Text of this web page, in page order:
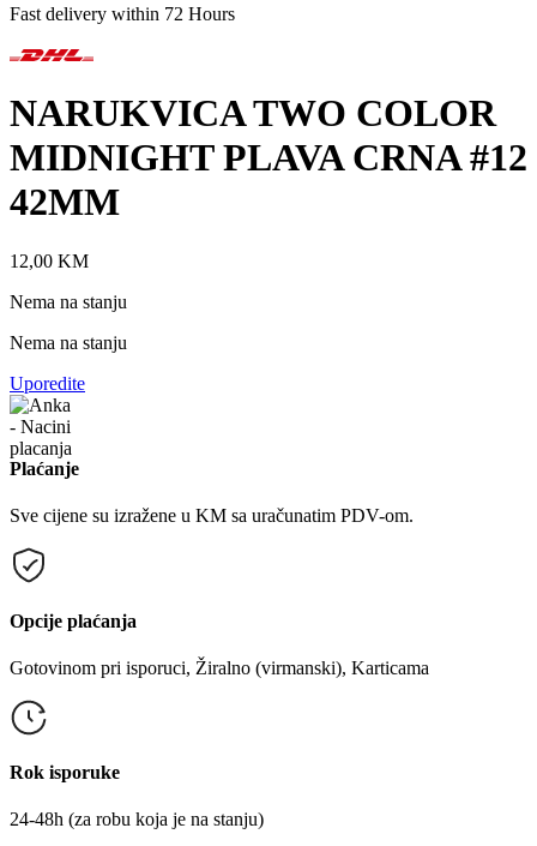
Fast delivery within 72 Hours
NARUKVICA TWO COLOR
MIDNIGHT PLAVA CRNA #12
42MM
12,00 KM
Nema na stanju
Nema na stanju
Uporedite
Plaćanje
Sve cijene su izražene u KM sa uračunatim PDV-om.
Opcije plaćanja
Gotovinom pri isporuci, Žiralno (virmanski), Karticama
Rok isporuke
24-48h (za robu koja je na stanju)